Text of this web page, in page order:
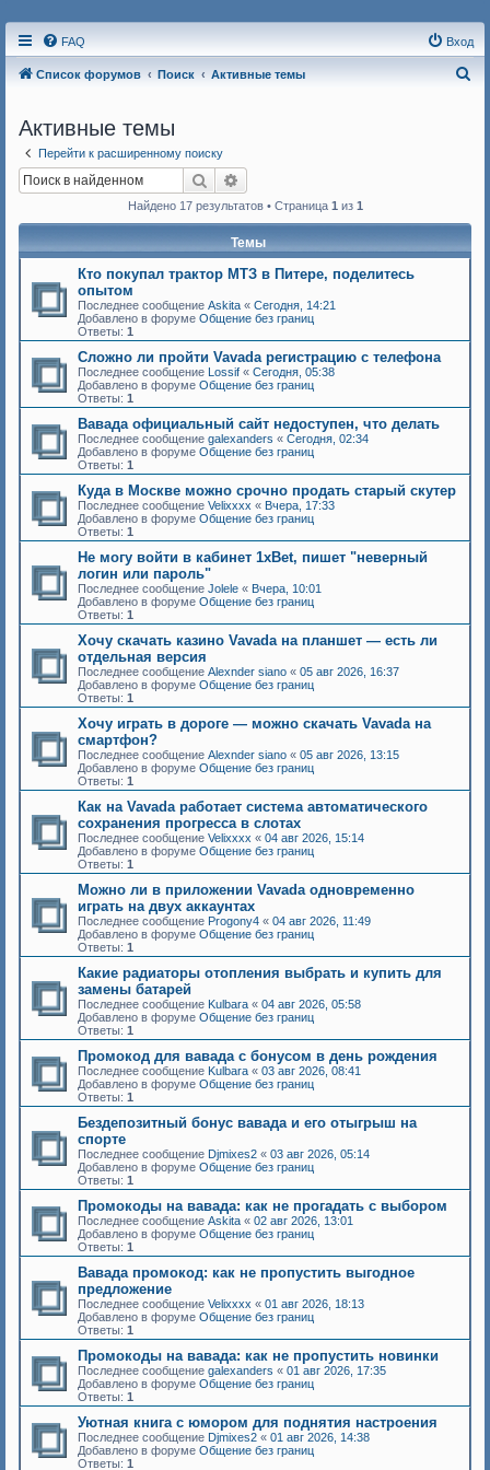
FAQ Вход
Список форумов Поиск Активные темы
Активные темы
Перейти к расширенному поиску
Поиск
Найдено 17 результатов • Страница 1 из 1
Темы
Кто покупал трактор МТЗ в Питере, поделитесь
опытом
Последнее сообщение Askita « Сегодня, 14:21
Добавлено в форуме Общение без границ
Ответы: 1
Сложно ли пройти Vavada регистрацию с телефона
Последнее сообщение Lossif « Сегодня, 05:38
Добавлено в форуме Общение без границ
Ответы: 1
Вавада официальный сайт недоступен, что делать
Последнее сообщение galexanders « Сегодня, 02:34
Добавлено в форуме Общение без границ
Ответы: 1
Куда в Москве можно срочно продать старый скутер
Последнее сообщение Velixxxx « Вчера, 17:33
Добавлено в форуме Общение без границ
Ответы: 1
Не могу войти в кабинет 1xBet, пишет "неверный
логин или пароль"
Последнее сообщение Jolele « Вчера, 10:01
Добавлено в форуме Общение без границ
Ответы: 1
Хочу скачать казино Vavada на планшет — есть ли
отдельная версия
Последнее сообщение Alexnder siano « 05 авг 2026, 16:37
Добавлено в форуме Общение без границ
Ответы: 1
Хочу играть в дороге — можно скачать Vavada на
смартфон?
Последнее сообщение Alexnder siano « 05 авг 2026, 13:15
Добавлено в форуме Общение без границ
Ответы: 1
Как на Vavada работает система автоматического
сохранения прогресса в слотах
Последнее сообщение Velixxxx « 04 авг 2026, 15:14
Добавлено в форуме Общение без границ
Ответы: 1
Можно ли в приложении Vavada одновременно
играть на двух аккаунтах
Последнее сообщение Progony4 « 04 авг 2026, 11:49
Добавлено в форуме Общение без границ
Ответы: 1
Какие радиаторы отопления выбрать и купить для
замены батарей
Последнее сообщение Kulbara « 04 авг 2026, 05:58
Добавлено в форуме Общение без границ
Ответы: 1
Промокод для вавада с бонусом в день рождения
Последнее сообщение Kulbara « 03 авг 2026, 08:41
Добавлено в форуме Общение без границ
Ответы: 1
Бездепозитный бонус вавада и его отыгрыш на
спорте
Последнее сообщение Djmixes2 « 03 авг 2026, 05:14
Добавлено в форуме Общение без границ
Ответы: 1
Промокоды на вавада: как не прогадать с выбором
Последнее сообщение Askita « 02 авг 2026, 13:01
Добавлено в форуме Общение без границ
Ответы: 1
Вавада промокод: как не пропустить выгодное
предложение
Последнее сообщение Velixxxx « 01 авг 2026, 18:13
Добавлено в форуме Общение без границ
Ответы: 1
Промокоды на вавада: как не пропустить новинки
Последнее сообщение galexanders « 01 авг 2026, 17:35
Добавлено в форуме Общение без границ
Ответы: 1
Уютная книга с юмором для поднятия настроения
Последнее сообщение Djmixes2 « 01 авг 2026, 14:38
Добавлено в форуме Общение без границ
Ответы: 1